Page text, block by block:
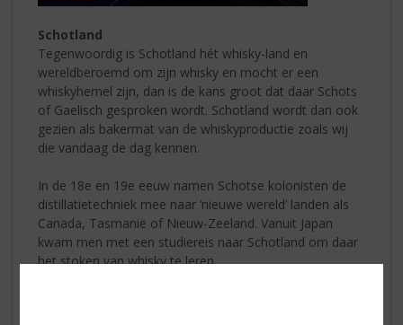
Schotland
Tegenwoordig is Schotland hét whisky-land en
wereldberoemd om zijn whisky en mocht er een
whiskyhemel zijn, dan is de kans groot dat daar Schots
of Gaelisch gesproken wordt. Schotland wordt dan ook
gezien als bakermat van de whiskyproductie zoals wij
die vandaag de dag kennen.
In de 18e en 19e eeuw namen Schotse kolonisten de
distillatietechniek mee naar ‘nieuwe wereld’ landen als
Canada, Tasmanië of Nieuw-Zeeland. Vanuit Japan
kwam men met een studiereis naar Schotland om daar
het stoken van whisky te leren.